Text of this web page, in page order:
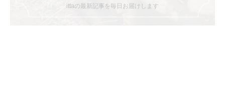
ittaの最新記事を毎日お届けします